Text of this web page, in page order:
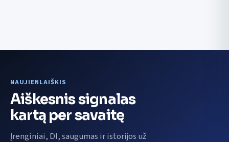
NAUJIENLAIŠKIS
Aiškesnis signalas
kartą per savaitę
Įrenginiai, DI, saugumas ir istorijos už